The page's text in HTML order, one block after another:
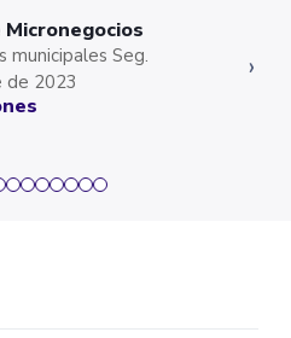
municipales Seg.
de 2023
›